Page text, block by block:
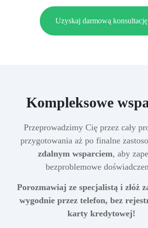
Uzyskaj darmową konsultację
Kompleksowe
Przeprowadzimy Cię przez cały
przygotowania aż po finalne
zdalnym wsparciem, aby
bezproblemowe
Porozmawiaj ze specjalistą i złóż
wygodnie przez telefon, bez
karty kredytowej!